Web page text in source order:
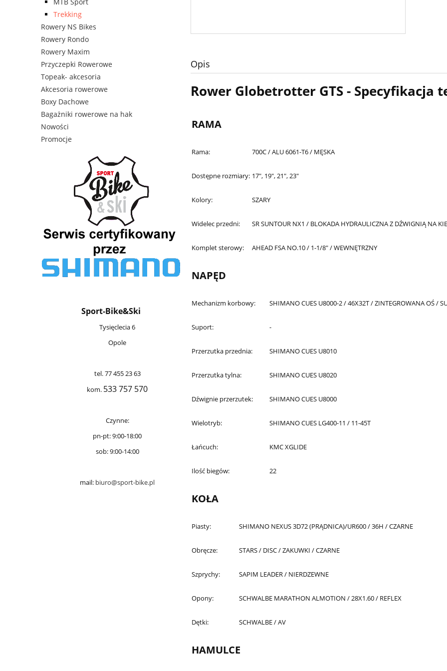
Trekking
Rowery NS Bikes
Rowery Rondo
Rowery Maxim
Przyczepki Rowerowe
Topeak- akcesoria
Akcesoria rowerowe
Boxy Dachowe
Bagażniki rowerowe na hak
Nowości
Promocje
Sport-Bike&Ski
Tysięclecia 6
Opole
tel. 77 455 23 63
kom. 533 757 570
Czynne:
pn-pt: 9:00-18:00
sob: 9:00-14:00
mail: biuro@sport-bike.pl
Opis
Rower Globetrotter GTS - Specyfikacja
RAMA
Rama: 700C / ALU 6061-T6 / MĘSKA
Dostępne rozmiary: 17", 19", 21", 23"
Kolory: SZARY
Widelec przedni: SR SUNTOUR NX1 / BLOKADA HYDRAULICZNA Z DŹWIGNIĄ NA
Komplet sterowy: AHEAD FSA NO.10 / 1-1/8" / WEWNĘTRZNY
NAPĘD
Mechanizm korbowy: SHIMANO CUES U8000-2 / 46X32T / ZINTEGROWANA OŚ /
Suport: -
Przerzutka przednia: SHIMANO CUES U8010
Przerzutka tylna: SHIMANO CUES U8020
Dźwignie przerzutek: SHIMANO CUES U8000
Wielotryb: SHIMANO CUES LG400-11 / 11-45T
Łańcuch: KMC XGLIDE
Ilość biegów: 22
KOŁA
Piasty: SHIMANO NEXUS 3D72 (PRĄDNICA)/UR600 / 36H / CZARNE
Obręcze: STARS / DISC / ZAKUWKI / CZARNE
Szprychy: SAPIM LEADER / NIERDZEWNE
Opony: SCHWALBE MARATHON ALMOTION / 28X1.60 / REFLEX
Dętki: SCHWALBE / AV
HAMULCE